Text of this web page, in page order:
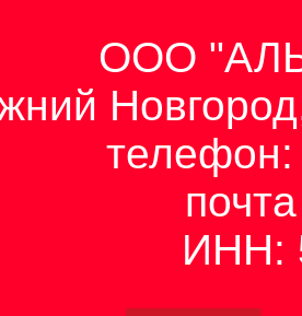
ООО
телефон:
ИНН: